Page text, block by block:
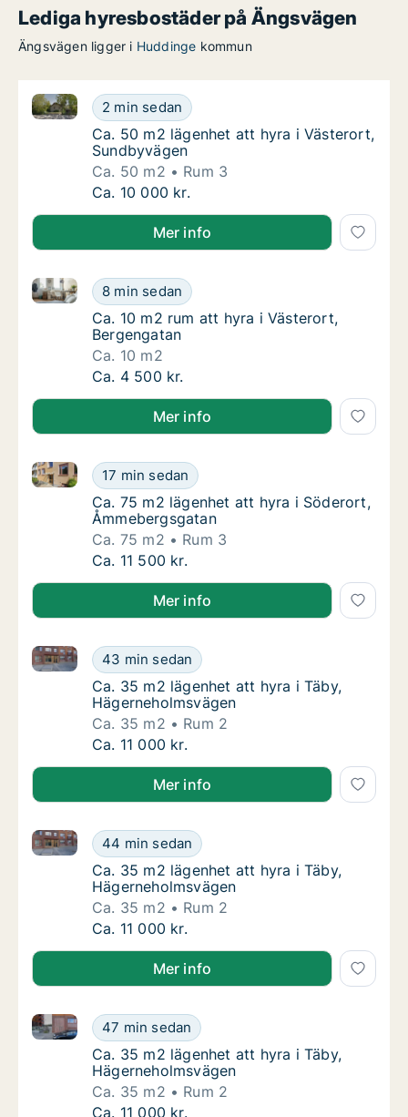
Lediga hyresbostäder på Ängsvägen
Ängsvägen ligger i Huddinge kommun
Ca. 50 m2 lägenhet att hyra i Västerort,
2 min sedan
Ca. 50 m2 lägenhet att hyra i Västerort,
Ca. 50 m2 lägenhet att hyra i Västerort,
Ca. 50 m2 lägenhet att hyra i Västerort,
Sundbyvägen
Ca. 50 m2
Rum 3
Ca. 50 m2 lägenhet att hyra i Västerort,
Ca. 10 000 kr.
Mer info
Ca. 10 m2 rum att hyra i Västerort,
8 min sedan
Ca. 10 m2 rum att hyra i Västerort, Bergengatan
Ca. 10 m2 rum att hyra i Västerort,
Ca. 10 m2 rum att hyra i Västerort,
Bergengatan
Ca. 10 m2
Ca. 10 m2 rum att hyra i Västerort,
Ca. 4 500 kr.
Mer info
Ca. 75 m2 lägenhet att hyra i Söderort,
17 min sedan
Ca. 75 m2 lägenhet att hyra i Söderort,
Ca. 75 m2 lägenhet att hyra i Söderort,
Ca. 75 m2 lägenhet att hyra i Söderort,
Åmmebergsgatan
Ca. 75 m2
Rum 3
Ca. 75 m2 lägenhet att hyra i Söderort,
Ca. 11 500 kr.
Mer info
Ca. 35 m2 lägenhet att hyra i Täby,
43 min sedan
Ca. 35 m2 lägenhet att hyra i Täby,
Ca. 35 m2 lägenhet att hyra i Täby,
Ca. 35 m2 lägenhet att hyra i Täby,
Hägerneholmsvägen
Ca. 35 m2
Rum 2
Ca. 35 m2 lägenhet att hyra i Täby,
Ca. 11 000 kr.
Mer info
Ca. 35 m2 lägenhet att hyra i Täby,
44 min sedan
Ca. 35 m2 lägenhet att hyra i Täby,
Ca. 35 m2 lägenhet att hyra i Täby,
Ca. 35 m2 lägenhet att hyra i Täby,
Hägerneholmsvägen
Ca. 35 m2
Rum 2
Ca. 35 m2 lägenhet att hyra i Täby,
Ca. 11 000 kr.
Mer info
Ca. 35 m2 lägenhet att hyra i Täby,
47 min sedan
Ca. 35 m2 lägenhet att hyra i Täby,
Ca. 35 m2 lägenhet att hyra i Täby,
Ca. 35 m2 lägenhet att hyra i Täby,
Hägerneholmsvägen
Ca. 35 m2
Rum 2
Ca. 35 m2 lägenhet att hyra i Täby,
Ca. 11 000 kr.